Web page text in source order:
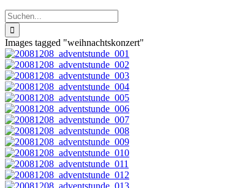
Suche
nach:
Images tagged "weihnachtskonzert"